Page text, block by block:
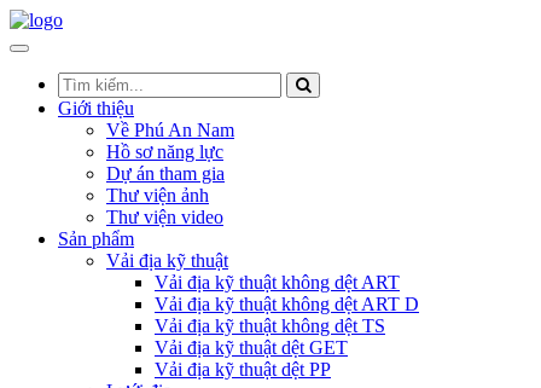
Giới thiệu
Về Phú An Nam
Hồ sơ năng lực
Dự án tham gia
Thư viện ảnh
Thư viện video
Sản phẩm
Vải địa kỹ thuật
Vải địa kỹ thuật không dệt ART
Vải địa kỹ thuật không dệt ART D
Vải địa kỹ thuật không dệt TS
Vải địa kỹ thuật dệt GET
Vải địa kỹ thuật dệt PP